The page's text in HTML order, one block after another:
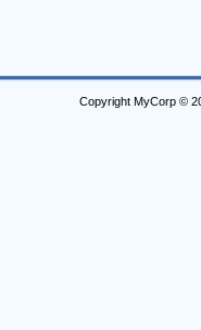
Copyright MyCorp ©